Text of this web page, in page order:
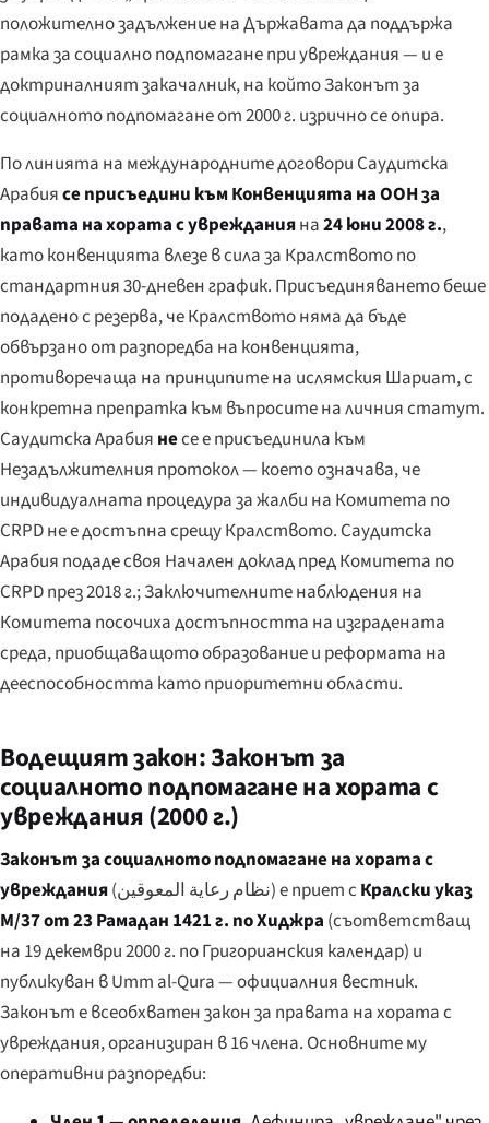
положително задължение на Държавата да поддържа
рамка за социално подпомагане при увреждания — и е
доктриналният закачалник, на който Законът за
социалното подпомагане от 2000 г. изрично се опира.
По линията на международните договори Саудитска
Арабиясе присъедини към Конвенцията на ООН за
правата на хората с уврежданияна24 юни 2008 г.,
като конвенцията влезе в сила за Кралството по
стандартния 30-дневен график. Присъединяването беше
подадено с резерва, че Кралството няма да бъде
обвързано от разпоредба на конвенцията,
противоречаща на принципите на ислямския Шариат, с
конкретна препратка към въпросите на личния статут.
Саудитска Арабия несе е присъединила към
Незадължителния протокол — което означава, че
индивидуалната процедура за жалби на Комитета по
CRPD не е достъпна срещу Кралството. Саудитска
Арабия подаде своя Начален доклад пред Комитета по
CRPD през 2018 г.; Заключителните наблюдения на
Комитета посочиха достъпността на изградената
среда, приобщаващото образование и реформата на
дееспособността като приоритетни области.
Водещият закон: Законът за
социалното подпомагане на хората с
увреждания (2000 г.)
Законът за социалното подпомагане на хората с
увреждания(نظام رعاية المعوقين) е приет с Кралски указ
M/37 от 23 Рамадан 1421 г. по Хиджра (съответстващ
на 19 декември 2000 г. по Григорианския календар) и
публикуван вUmm al-Qura— официалния вестник.
Законът е всеобхватен закон за правата на хората с
увреждания, организиран в 16 члена. Основните му
оперативни разпоредби: